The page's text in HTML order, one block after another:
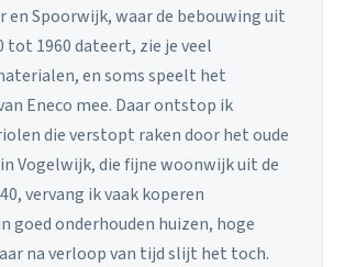
en Spoorwijk, waar de bebouwing uit
tot 1960 dateert, zie je veel
en soms speelt het
Eneco mee. Daar ontstop ik
die verstopt raken door het oude
Vogelwijk, die fijne woonwijk uit de
vervang ik vaak koperen
goed onderhouden huizen, hoge
na verloop van tijd slijt het toch.